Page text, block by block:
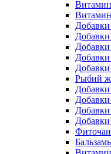
Добавки
Добавки
Рыбий
Добавки
Фиточаи